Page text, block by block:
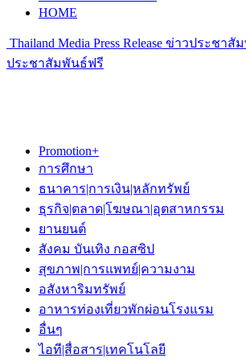
HOME
Thailand Media Press Release ข่าวประชา
ประชาสัมพันธ์ฟรี
Promotion+
การศึกษา
ธนาคาร|การเงิน|หลักทรัพย์
ธุรกิจ|ตลาด|โฆษณา|อุตสาหกรรม
ยานยนต์
สังคม บันเทิง กอสซิป
สุขภาพ|การแพทย์|ความงาม
อสังหาริมทรัพย์
อาหารท่องเที่ยวพักผ่อนโรงแรม
อื่นๆ
ไอที|สื่อสาร|เทคโนโลยี